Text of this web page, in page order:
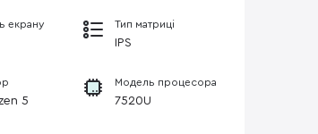
екрану Тип матриці
IPS
5
Модель процесора
7520U